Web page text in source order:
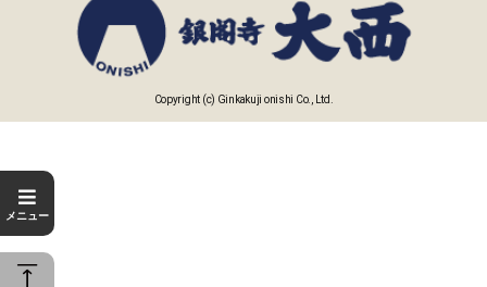
メニュー
Copyright (c) Ginkakuji onishi Co., Ltd.